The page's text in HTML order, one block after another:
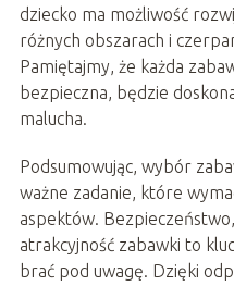
dziecko ma możliwość
różnych obszarach i
Pamiętajmy, że każda
bezpieczna, będzie
malucha.
Podsumowując, wybór
ważne zadanie, które
aspektów.
atrakcyjność zabawki to
brać pod uwagę. Dzięki